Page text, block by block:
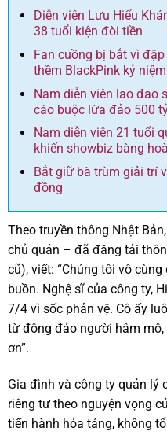
Diễn viên Lưu Hiểu
38 tuổi kiện đòi tiền
Fan cuồng bị bắt vì
thềm BlackPink kỷ
Nam diễn viên lao đao
cáo buộc lừa đảo 500
Nam diễn viên 21 tuổi
khiến showbiz bàng
Bắt giữ bà trùm giải trí
đồng
Theo truyền thông Nhật
chủ quản – đã đăng tải
cũ), viết: “Chúng tôi vô
buồn. Nghệ sĩ của công ty,
7/4 vì sốc phản vệ. Cô ấy
từ đông đảo người hâm
ơn”.
Gia đình và công ty quản lý
riêng tư theo nguyện vọng
tiến hành hỏa táng, không